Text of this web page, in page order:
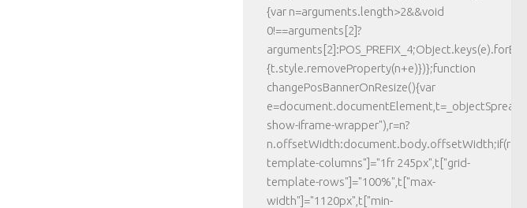
{var n=arguments.length>2&&void
0!==arguments[2]?
{t.style.removeProperty(n+e)})};function
changePosBannerOnResize(){var
show-iframe-wrapper"),r=n?
template-columns"]="1fr 245px",t["grid-
template-rows"]="100%",t["max-
width"]="1120px",t["min-